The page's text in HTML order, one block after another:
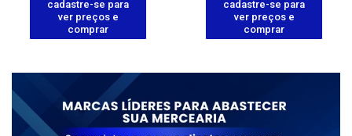
cadastre-se para
ver preços e
comprar
cadastre-se para
ver preços e
comprar